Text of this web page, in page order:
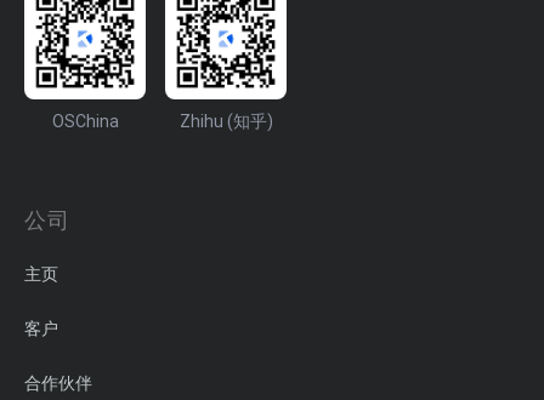
OSChina Zhihu (知乎)
公司
主页
客户
合作伙伴